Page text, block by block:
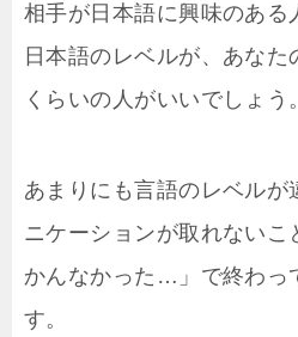
相手が日本語に興味のある
日本語のレベルが、あな
くらいの人がいいでしょう。
あまりにも言語のレベルが
ニケーションが取れないこ
かんなかった…」で終わっ
す。